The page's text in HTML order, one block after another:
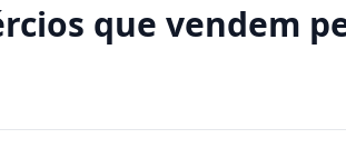
que vendem